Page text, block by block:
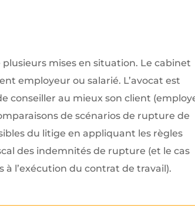
mises en situation. Le cabinet
employeur ou salarié. L’avocat est
conseiller au mieux son client
de scénarios de rupture de
du litige en appliquant les règles
des indemnités de rupture (et le cas
l’exécution du contrat de travail).